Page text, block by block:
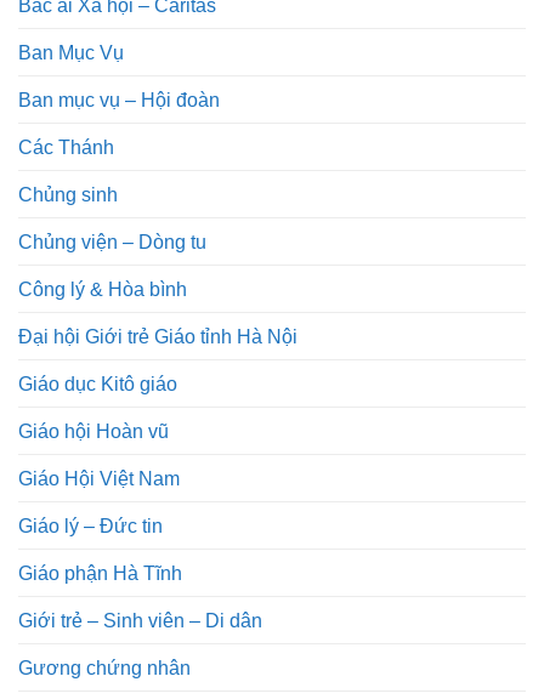
Ban Mục Vụ
Ban mục vụ – Hội đoàn
Các Thánh
Chủng sinh
Chủng viện – Dòng tu
Công lý & Hòa bình
Đại hội Giới trẻ Giáo tỉnh Hà Nội
Giáo dục Kitô giáo
Giáo hội Hoàn vũ
Giáo Hội Việt Nam
Giáo lý – Đức tin
Giáo phận Hà Tĩnh
Giới trẻ – Sinh viên – Di dân
Gương chứng nhân